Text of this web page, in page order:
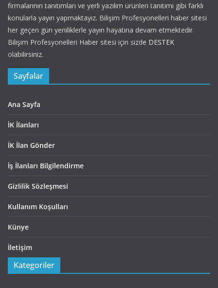
firmalarının tanıtımları ve yerli yazılım ürünleri tanıtımı gibi farklı
konularla yayın yapmaktayız. Bilişim Profesyonelleri haber sitesi
her geçen gün yeniliklerle yayın hayatına devam etmektedir.
Bilişim Profesyonelleri Haber sitesi için sizde DESTEK
olabilirsiniz.
Sayfalar
Ana Sayfa
İK İlanları
İK İlan Gönder
İş İlanları Bilgilendirme
Gizlilik Sözleşmesi
Kullanım Koşulları
Künye
İletişim
Kategoriler